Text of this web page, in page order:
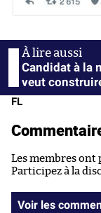
Candidat à la
veut
FL
Les membres ont
Participez à la
Voir les